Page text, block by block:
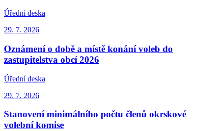
Úřední deska
29. 7. 2026
Oznámení o době a místě konání voleb do
zastupitelstva obcí 2026
Úřední deska
29. 7. 2026
Stanovení minimálního počtu členů okrskové
volební komise